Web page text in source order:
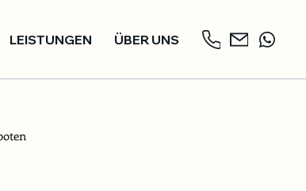
LEISTUNGEN ÜBER UNS